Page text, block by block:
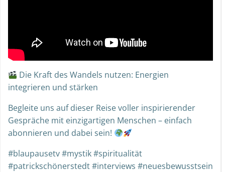
Die Kraft des Wandels nutzen: Energien
integrieren und stärken
Begleite uns auf dieser Reise voller inspirierender
Gespräche mit einzigartigen Menschen – einfach
abonnieren und dabei sein!
#blaupausetv #mystik #spiritualität
#patrickschönerstedt #interviews #neuesbewusstsein